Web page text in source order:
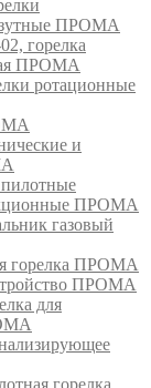
ПРОМА
горелка
ПРОМА
ротационные
и
пилотные
ПРОМА
газовый
горелка ПРОМА
ПРОМА
для
горелка